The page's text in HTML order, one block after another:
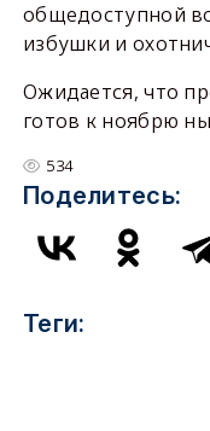
общедоступной
избушки и
Ожидается, что
готов к ноябрю
534
Поделитесь:
Теги: